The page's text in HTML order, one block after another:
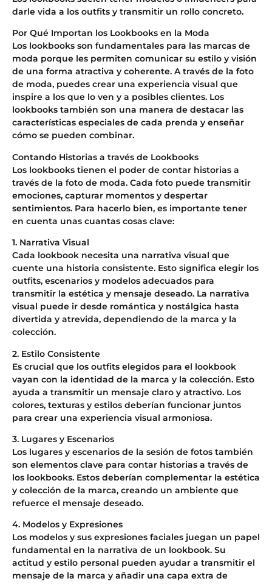
darle vida a los outfits y transmitir un rollo concreto.
Por Qué Importan los Lookbooks en la Moda
Los lookbooks son fundamentales para las marcas de
moda porque les permiten comunicar su estilo y visión
de una forma atractiva y coherente. A través de la foto
de moda, puedes crear una experiencia visual que
inspire a los que lo ven y a posibles clientes. Los
lookbooks también son una manera de destacar las
características especiales de cada prenda y enseñar
cómo se pueden combinar.
Contando Historias a través de Lookbooks
Los lookbooks tienen el poder de contar historias a
través de la foto de moda. Cada foto puede transmitir
emociones, capturar momentos y despertar
sentimientos. Para hacerlo bien, es importante tener
en cuenta unas cuantas cosas clave:
1. Narrativa Visual
Cada lookbook necesita una narrativa visual que
cuente una historia consistente. Esto significa elegir los
outfits, escenarios y modelos adecuados para
transmitir la estética y mensaje deseado. La narrativa
visual puede ir desde romántica y nostálgica hasta
divertida y atrevida, dependiendo de la marca y la
colección.
2. Estilo Consistente
Es crucial que los outfits elegidos para el lookbook
vayan con la identidad de la marca y la colección. Esto
ayuda a transmitir un mensaje claro y atractivo. Los
colores, texturas y estilos deberían funcionar juntos
para crear una experiencia visual armoniosa.
3. Lugares y Escenarios
Los lugares y escenarios de la sesión de fotos también
son elementos clave para contar historias a través de
los lookbooks. Estos deberían complementar la estética
y colección de la marca, creando un ambiente que
refuerce el mensaje deseado.
4. Modelos y Expresiones
Los modelos y sus expresiones faciales juegan un papel
fundamental en la narrativa de un lookbook. Su
actitud y estilo personal pueden ayudar a transmitir el
mensaje de la marca y añadir una capa extra de